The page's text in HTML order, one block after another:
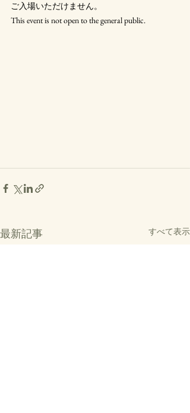
ご入場いただけません。
This event is not open to the general public.
最新記事 すべて表示